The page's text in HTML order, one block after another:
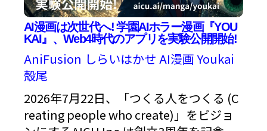
AI漫画は次世代へ! 学園AIホラー漫画『YOU
KAI』、Web4時代のアプリを実験公開開始!
AniFusion しらいはかせ AI漫画 Youkai
殻尾
2026年7月22日、「つくる人をつくる (C
reating people who create)」をビジョ